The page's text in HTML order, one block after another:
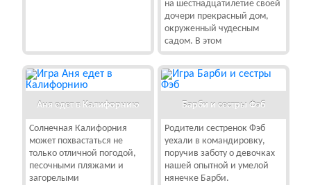
на шестнадцатилетие своей
дочери прекрасный дом,
окруженный чудесным
садом. В этом
Аня едет в Калифорнию
Солнечная Калифорния
может похвастаться не
только отличной погодой,
песочными пляжами и
загорелыми
Барби и сестры Фэб
Родители сестренок Фэб
уехали в командировку,
поручив заботу о девочках
нашей опытной и умелой
нянечке Барби.